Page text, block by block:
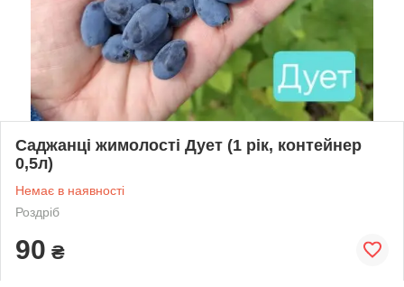
Саджанці жимолості Дует (1 рік, контейнер
0,5л)
Немає в наявності
Роздріб
90 ₴